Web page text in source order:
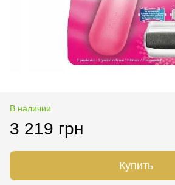
В наличии
3 219 грн
Купить